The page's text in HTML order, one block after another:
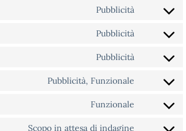
service
Pubblicità
Consent
service
Pubblicità
Consent
service
Pubblicità
Consent
service
Pubblicità, Funzionale
Consent
service
Funzionale
Consent
Scopo in attesa di indagine